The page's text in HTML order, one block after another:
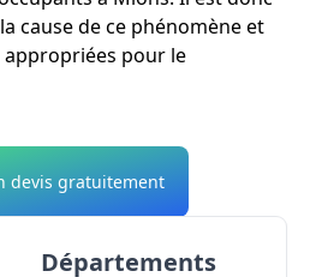
cause de ce phénomène et
pour le
devis gratuitement
Départements